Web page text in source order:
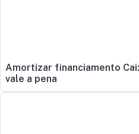
Amortizar financiamento
vale a pena